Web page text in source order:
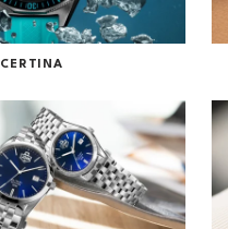
CERTINA